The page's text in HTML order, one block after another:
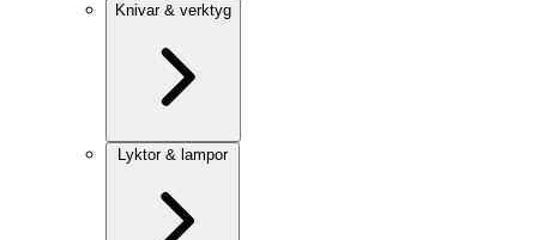
Knivar & verktyg
Lyktor & lampor